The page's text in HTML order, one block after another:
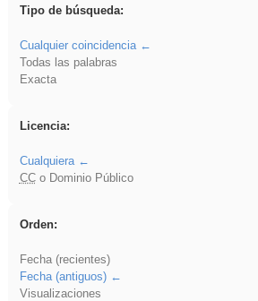
Tipo de búsqueda:
Cualquier coincidencia
Todas las palabras
Exacta
Licencia:
Cualquiera
CCo Dominio Público
Orden:
Fecha (recientes)
Fecha (antiguos)
Visualizaciones